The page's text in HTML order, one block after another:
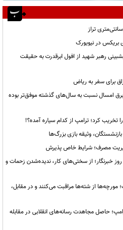
بریکس در نیویورک
رهبر شهید از افول ابرقدرت به حقیقت
برای سفر به ریاض
امسال نسبت به سال‌های گذشته موفق‌تر بوده
تخریب کرد؛ ترامپ از کدام سیاره آمده؟!
وثیقه بازی بزرگ‌ها
مصرف؛ شرایط خاص پذیرش
خبرنگار؛ از سختی‌های کار، ندیده‌شدن زحمات و
از شته‌ها مراقبت می‌کنند و در مقابل،
حاصل مجاهدت رسانه‌های انقلابی در مقابله